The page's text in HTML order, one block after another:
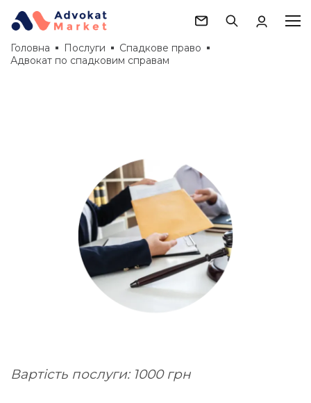
Головна Послуги
Спадкове право
Адвокат по спадковим справам
Вартість послуги: 1000 грн